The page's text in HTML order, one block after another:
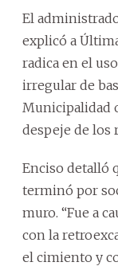
El
explicó a
radica en el
irregular de
Municipalidad
despeje de los
Enciso detalló
terminó por
muro. “Fue a
con la
el cimiento y